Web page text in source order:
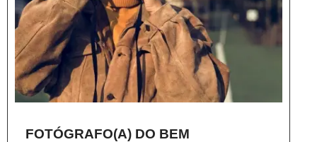
FOTÓGRAFO(A) DO BEM